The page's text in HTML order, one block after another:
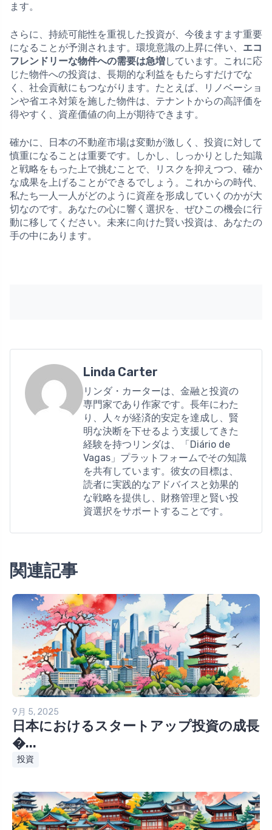
ます。
さらに、持続可能性を重視した投資が、今後ますます重要
になることが予測されます。環境意識の上昇に伴い、 エコ
フレンドリーな物件への需要は急増しています。これに応
じた物件への投資は、長期的な利益をもたらすだけでな
く、社会貢献にもつながります。たとえば、リノベーショ
ンや省エネ対策を施した物件は、テナントからの高評価を
得やすく、資産価値の向上が期待できます。
確かに、日本の不動産市場は変動が激しく、投資に対して
慎重になることは重要です。しかし、しっかりとした知識
と戦略をもった上で挑むことで、リスクを抑えつつ、確か
な成果を上げることができるでしょう。これからの時代、
私たち一人一人がどのように資産を形成していくのかが大
切なのです。あなたの心に響く選択を、ぜひこの機会に行
動に移してください。未来に向けた賢い投資は、あなたの
手の中にあります。
Linda Carter
リンダ・カーターは、金融と投資の
専門家であり作家です。長年にわた
り、人々が経済的安定を達成し、賢
明な決断を下せるよう支援してきた
経験を持つリンダは、「Diário de
Vagas」プラットフォームでその知識
を共有しています。彼女の目標は、
読者に実践的なアドバイスと効果的
な戦略を提供し、財務管理と賢い投
資選択をサポートすることです。
関連記事
9月 5, 2025
日本におけるスタートアップ投資の成長
�...
投資